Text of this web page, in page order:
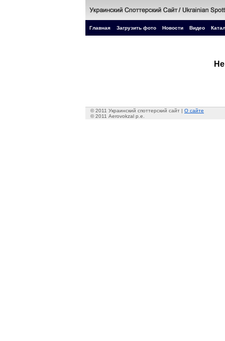
Главная Загрузить фото Новости Видео
© 2011 Украинский споттерский сайт | О сайте
© 2011 Aerovokzal p.e.